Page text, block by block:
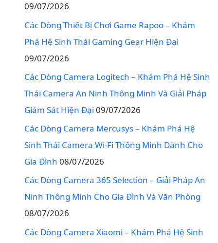
09/07/2026
Các Dòng Thiết Bị Chơi Game Rapoo – Khám
Phá Hệ Sinh Thái Gaming Gear Hiện Đại
09/07/2026
Các Dòng Camera Logitech – Khám Phá Hệ Sinh
Thái Camera An Ninh Thông Minh Và Giải Pháp
Giám Sát Hiện Đại 09/07/2026
Các Dòng Camera Mercusys – Khám Phá Hệ
Sinh Thái Camera Wi-Fi Thông Minh Dành Cho
Gia Đình 08/07/2026
Các Dòng Camera 365 Selection – Giải Pháp An
Ninh Thông Minh Cho Gia Đình Và Văn Phòng
08/07/2026
Các Dòng Camera Xiaomi – Khám Phá Hệ Sinh